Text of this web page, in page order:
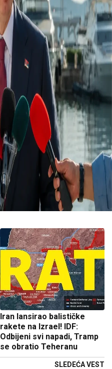
Iran lansirao balističke
rakete na Izrael! IDF:
Odbijeni svi napadi, Tramp
se obratio Teheranu
SLEDEĆA VEST